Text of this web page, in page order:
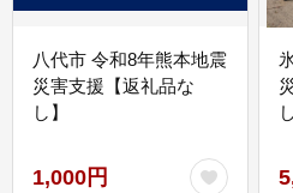
八代市 令和8年熊本地震
災害支援【返礼品な
し】
1,000円